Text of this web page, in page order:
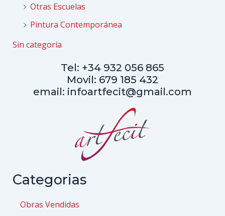
Otras Escuelas
Pintura Contemporánea
Sin categoría
Tel: +34 932 056 865
Movil: 679 185 432
email: infoartfecit@gmail.com
Categorias
Obras Vendidas